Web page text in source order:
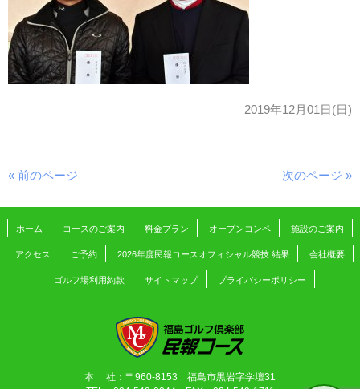
2019年12月01日(日)
« 前のページ 次のページ »
ホーム コースのご案内 料金プラン オープンコンペ 施設のご案内
アクセス ご予約 2026年度民報コースオフィシャル競技 結果 会社概要
ゴルフ場利用約款 サイトマップ プライバシーポリシー
本 社：〒960-8153 福島市黒岩字学壇31